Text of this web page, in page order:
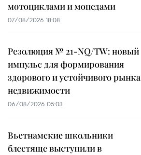
мотоциклами и мопедами
07/08/2026 18:08
Резолюция № 21-NQ/TW: новый
импульс для формирования
здорового и устойчивого рынка
недвижимости
06/08/2026 05:03
Вьетнамские школьники
блестяще выступили в